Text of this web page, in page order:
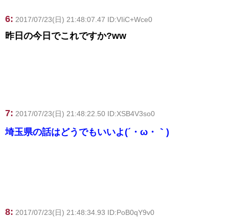
6: 2017/07/23(日) 21:48:07.47 ID:VIiC+Wce0
昨日の今日でこれですか?ww
7: 2017/07/23(日) 21:48:22.50 ID:XSB4V3so0
埼玉県の話はどうでもいいよ(´・ω・｀)
8: 2017/07/23(日) 21:48:34.93 ID:PoB0qY9v0